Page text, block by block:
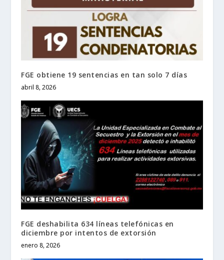
FGE obtiene 19 sentencias en tan solo 7 días
abril 8, 2026
FGE deshabilita 634 líneas telefónicas en
diciembre por intentos de extorsión
enero 8, 2026